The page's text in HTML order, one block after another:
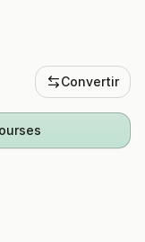
Convertir